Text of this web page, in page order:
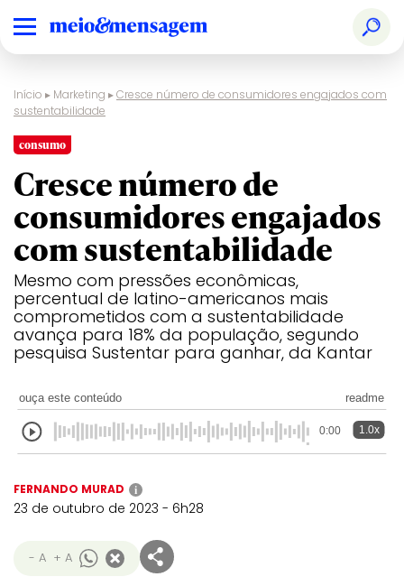
Início ▸ Marketing ▸Cresce número de consumidores engajados com
sustentabilidade
consumo
Cresce número de
consumidores engajados
com sustentabilidade
Mesmo com pressões econômicas,
percentual de latino-americanos mais
comprometidos com a sustentabilidade
avança para 18% da população, segundo
pesquisa Sustentar para ganhar, da Kantar
ouça este conteúdo readme
0:00 1.0x
FERNANDO MURAD i
23 de outubro de 2023 - 6h28
- A + A